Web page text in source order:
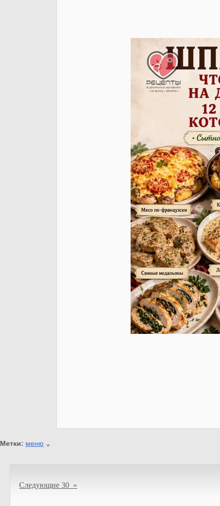
Метки: меню
Следующие 30 »